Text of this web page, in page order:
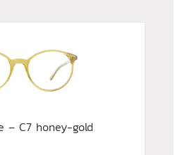
– C7 honey-gold